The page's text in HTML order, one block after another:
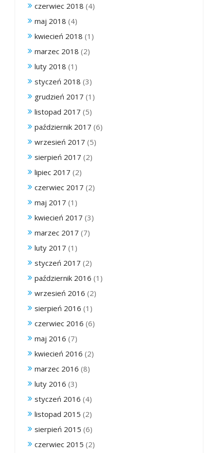
czerwiec 2018 (4)
maj 2018 (4)
kwiecień 2018 (1)
marzec 2018 (2)
luty 2018 (1)
styczeń 2018 (3)
grudzień 2017 (1)
listopad 2017 (5)
październik 2017 (6)
wrzesień 2017 (5)
sierpień 2017 (2)
lipiec 2017 (2)
czerwiec 2017 (2)
maj 2017 (1)
kwiecień 2017 (3)
marzec 2017 (7)
luty 2017 (1)
styczeń 2017 (2)
październik 2016 (1)
wrzesień 2016 (2)
sierpień 2016 (1)
czerwiec 2016 (6)
maj 2016 (7)
kwiecień 2016 (2)
marzec 2016 (8)
luty 2016 (3)
styczeń 2016 (4)
listopad 2015 (2)
sierpień 2015 (6)
czerwiec 2015 (2)